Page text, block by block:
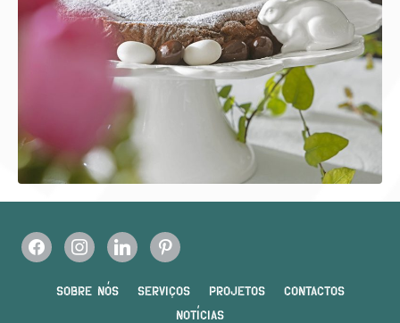
SOBRE NÓS SERVIÇOS PROJETOS
CONTACTOS
NOTÍCIAS